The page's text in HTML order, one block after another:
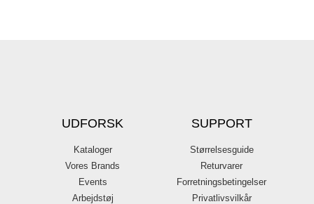
UDFORSK
Kataloger
Vores Brands
Events
Arbejdstøj
SUPPORT
Størrelsesguide
Returvarer
Forretningsbetingelser
Privatlivsvilkår